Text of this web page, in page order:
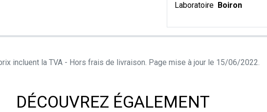
Laboratoire Boiron
incluent la TVA - Hors frais de livraison. Page mise à jour le 15/06/2022.
DÉCOUVREZ ÉGALEMENT